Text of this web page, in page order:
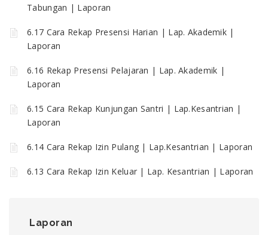
Tabungan | Laporan
6.17 Cara Rekap Presensi Harian | Lap. Akademik |
Laporan
6.16 Rekap Presensi Pelajaran | Lap. Akademik |
Laporan
6.15 Cara Rekap Kunjungan Santri | Lap.Kesantrian |
Laporan
6.14 Cara Rekap Izin Pulang | Lap.Kesantrian | Laporan
6.13 Cara Rekap Izin Keluar | Lap. Kesantrian | Laporan
Laporan